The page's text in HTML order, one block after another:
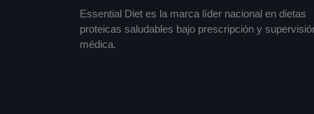
Essential Diet es la marca líder nacional en dietas
proteicas saludables bajo prescripción y
médica.